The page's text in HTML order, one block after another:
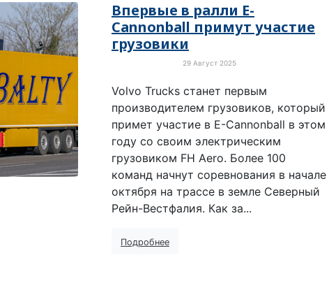
Впервые в ралли E-
Cannonball примут участие
грузовики
29 Август 2025
Volvo Trucks станет первым
производителем грузовиков, который
примет участие в E-Cannonball в этом
году со своим электрическим
грузовиком FH Aero. Более 100
команд начнут соревнования в начале
октября на трассе в земле Северный
Рейн-Вестфалия. Как за...
Подробнее